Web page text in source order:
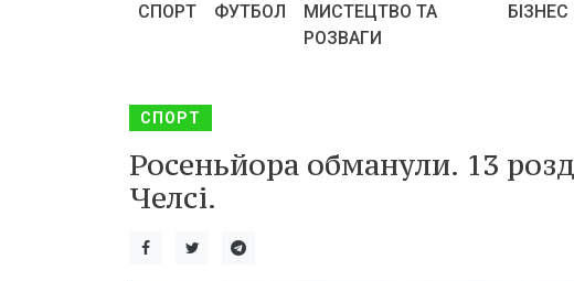
СПОРТ ФУТБОЛ
МИСТЕЦТВО ТА
РОЗВАГИ
БІЗНЕС
СПОРТ
Росеньйора обманули. 13
Челсі.